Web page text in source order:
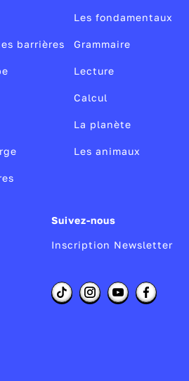
barrières
Les fondamentaux
Grammaire
Lecture
Calcul
La planète
Les animaux
Suivez-nous
Inscription Newsletter